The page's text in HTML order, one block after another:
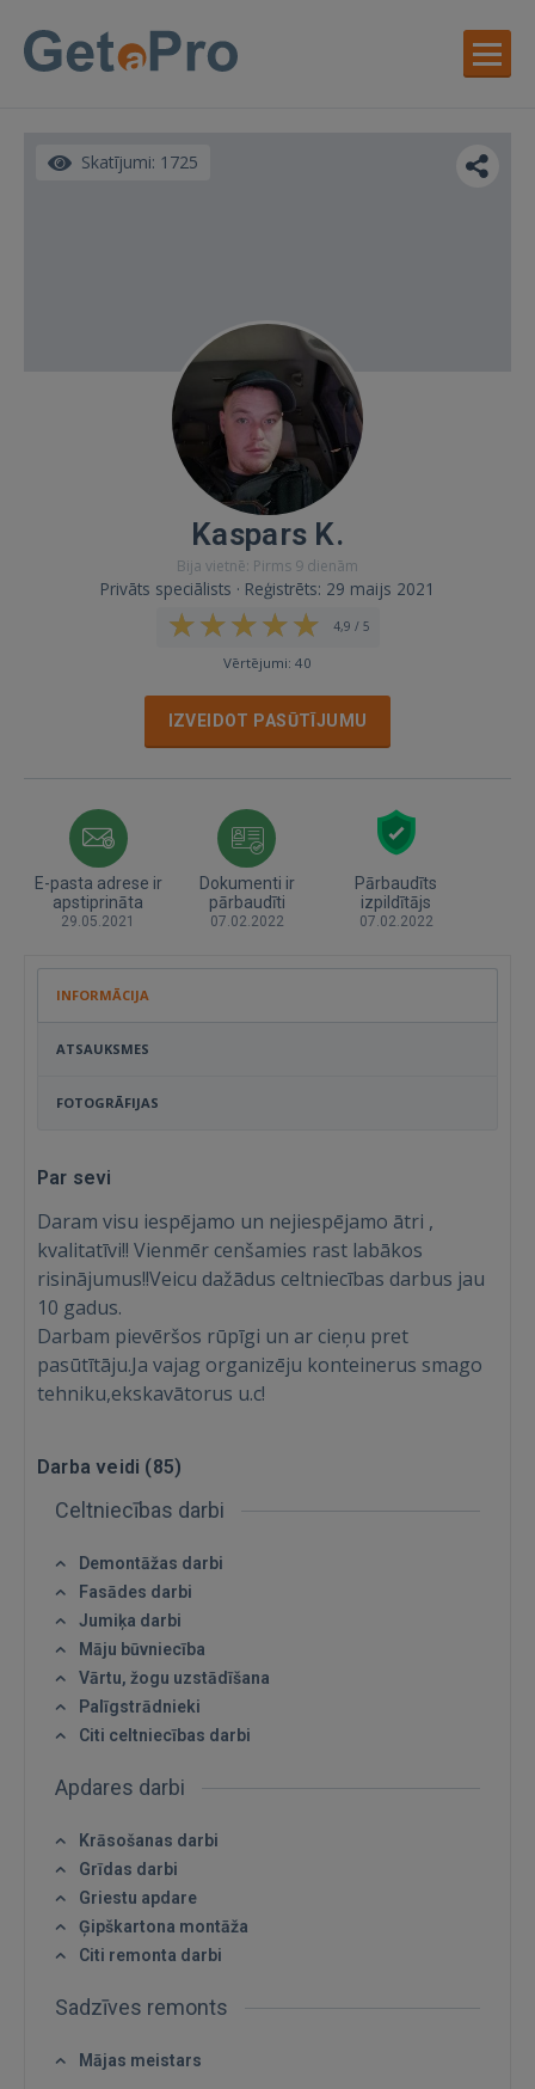
Ienākt
Skatījumi: 1725
Kaspars K.
Bija vietnē: Pirms 9 dienām
Privāts speciālists · Reģistrēts: 29 maijs 2021
4,9 / 5
Vērtējumi: 40
IZVEIDOT PASŪTĪJUMU
E-pasta adrese ir
apstiprināta
29.05.2021
Dokumenti ir
pārbaudīti
07.02.2022
Pārbaudīts
izpildītājs
07.02.2022
INFORMĀCIJA
ATSAUKSMES
FOTOGRĀFIJAS
Par sevi
Daram visu iespējamo un nejiespējamo ātri ,
kvalitatīvi!! Vienmēr cenšamies rast labākos
risinājumus!!Veicu dažādus celtniecības darbus jau
10 gadus.
Darbam pievēršos rūpīgi un ar cieņu pret
pasūtītāju.Ja vajag organizēju konteinerus smago
tehniku,ekskavātorus u.c!
Darba veidi (85)
Celtniecības darbi
Demontāžas darbi
Fasādes darbi
Jumiķa darbi
Māju būvniecība
Vārtu, žogu uzstādīšana
Palīgstrādnieki
Citi celtniecības darbi
Apdares darbi
Krāsošanas darbi
Grīdas darbi
Griestu apdare
Ģipškartona montāža
Citi remonta darbi
Sadzīves remonts
Mājas meistars